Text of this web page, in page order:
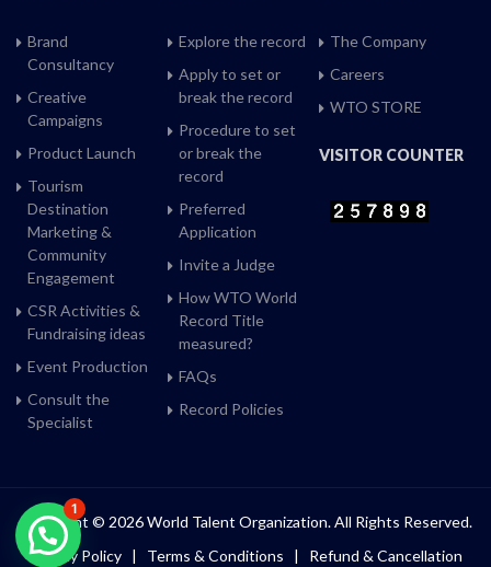
Brand
Consultancy
Creative
Campaigns
Product Launch
Tourism
Destination
Marketing &
Community
Engagement
CSR Activities &
Fundraising ideas
Event Production
Consult the
Specialist
Explore the record
Apply to set or
break the record
Procedure to set
or break the
record
Preferred
Application
Invite a Judge
How WTO World
Record Title
measured?
FAQs
Record Policies
The Company
Careers
WTO STORE
VISITOR COUNTER
Copyright © 2026 World Talent Organization. All Rights Reserved.
Privacy Policy | Terms & Conditions | Refund & Cancellation
1